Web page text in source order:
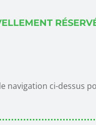
navigation ci-dessus